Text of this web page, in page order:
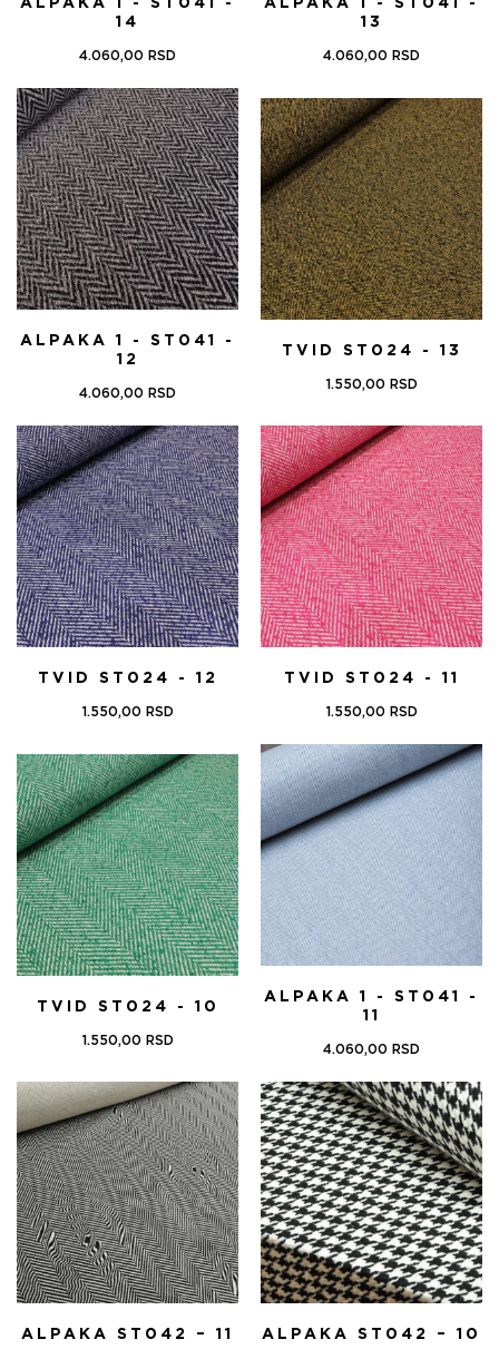
ALPAKA 1 - ST041 -
14
4.060,00 RSD
ALPAKA 1 - ST041 -
13
4.060,00 RSD
ALPAKA 1 - ST041 -
12
4.060,00 RSD
TVID ST024 - 13
1.550,00 RSD
TVID ST024 - 12
1.550,00 RSD
TVID ST024 - 11
1.550,00 RSD
TVID ST024 - 10
1.550,00 RSD
ALPAKA 1 - ST041 -
11
4.060,00 RSD
ALPAKA ST042 – 11 ALPAKA ST042 – 10